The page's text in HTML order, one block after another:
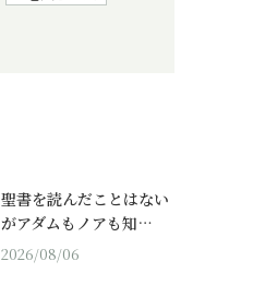
聖書を読んだことはない
がアダムもノアも知…
2026/08/06